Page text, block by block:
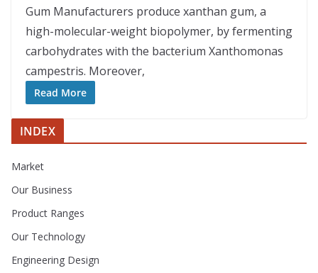
Gum Manufacturers produce xanthan gum, a
high-molecular-weight biopolymer, by fermenting
carbohydrates with the bacterium Xanthomonas
campestris. Moreover,
Read More
INDEX
Market
Our Business
Product Ranges
Our Technology
Engineering Design